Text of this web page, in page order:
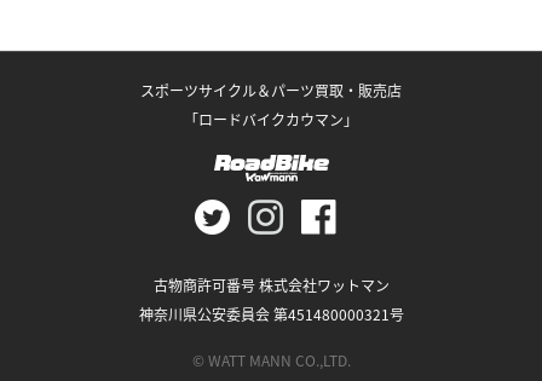
スポーツサイクル＆パーツ買取・販売店
「ロードバイクカウマン」
古物商許可番号 株式会社ワットマン
神奈川県公安委員会 第451480000321号
© WATT MANN CO.,LTD.